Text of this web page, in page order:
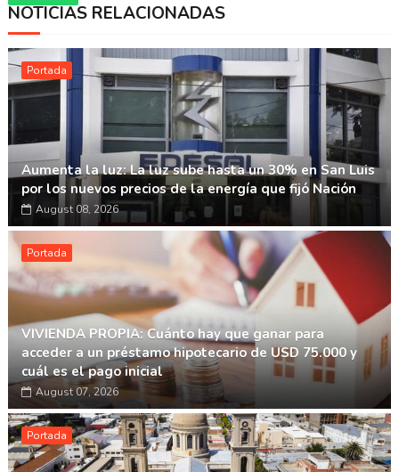
Whatsapp
NOTICIAS RELACIONADAS
Portada
Aumenta la luz: La luz sube hasta un 30% en San Luis
por los nuevos precios de la energía que fijó Nación
August 08, 2026
Portada
VIVIENDA PROPIA: Cuánto hay que ganar para
acceder a un préstamo hipotecario de USD 75.000 y
cuál es el pago inicial
August 07, 2026
Portada